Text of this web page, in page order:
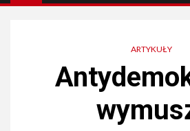
ARTYKUŁY